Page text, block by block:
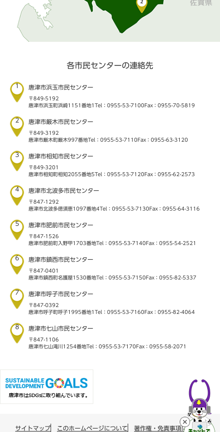
各市民センターの連絡先
1 唐津市浜玉市民センター
〒849-5192
唐津市浜玉町浜崎1151番地1 Tel：0955-53-7100 Fax：0955-70-5819
2 唐津市厳木市民センター
〒849-3192
唐津市厳木町厳木997番地Tel：0955-53-7110 Fax：0955-63-3120
3 唐津市相知市民センター
〒849-3201
唐津市相知町相知2055番地5Tel：0955-53-7120 Fax：0955-62-2573
4 唐津市北波多市民センター
〒847-1292
唐津市北波多徳須恵1097番地4Tel：0955-53-7130 Fax：0955-64-3116
5 唐津市肥前市民センター
〒847-1526
唐津市肥前町入野甲1703番地Tel：0955-53-7140 Fax：0955-54-2521
6 唐津市鎮西市民センター
〒847-0401
唐津市鎮西町名護屋1530番地Tel：0955-53-7150 Fax：0955-82-5337
7 唐津市呼子市民センター
〒847-0392
唐津市呼子町呼子1995番地1 Tel：0955-53-7160 Fax：0955-82-4064
8 唐津市七山市民センター
〒847-1106
唐津市七山滝川1254番地Tel：0955-53-7170 Fax：0955-58-2071
サイトマップ このホームページについて 著作権・免責事項について